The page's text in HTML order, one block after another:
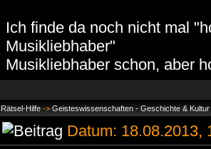
Ich finde da noch nicht mal
Musikliebhaber"
Musikliebhaber schon, aber
Rätsel-Hilfe -> Geisteswissenschaften - Geschichte & Kultur
Datum: